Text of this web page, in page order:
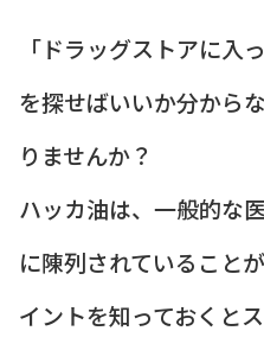
「ドラッグストアに入
を探せばいいか分から
りませんか？
ハッカ油は、一般的な
に陳列されていること
イントを知っておくと